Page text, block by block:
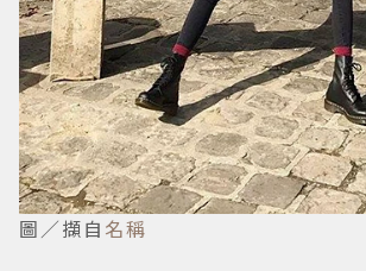
圖／擷自 名稱